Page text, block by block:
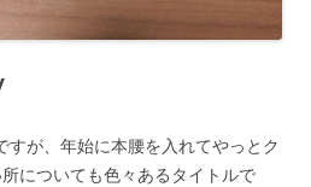
すが、年始に本腰を入れてやっとク
についても色々あるタイトルで